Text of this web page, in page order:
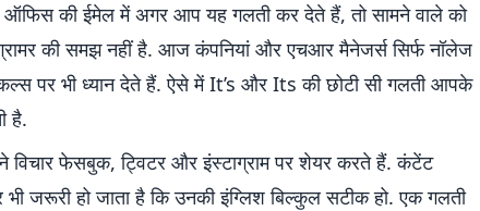
ऑफिस की ईमेल में अगर आप यह गलती कर देते हैं, तो सामने वाले को
की समझ नहीं है. आज कंपनियां और एचआर मैनेजर्स सिर्फ नॉलेज
पर भी ध्यान देते हैं. ऐसे में It’s और Its की छोटी सी गलती आपके
है.
फेसबुक, ट्विटर और इंस्टाग्राम पर शेयर करते हैं. कंटेंट
जरूरी हो जाता है कि उनकी इंग्लिश बिल्कुल सटीक हो. एक गलती